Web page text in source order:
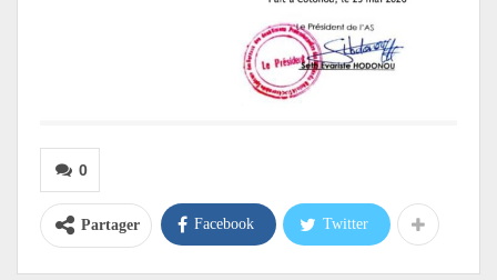
0
Partager Facebook Twitter